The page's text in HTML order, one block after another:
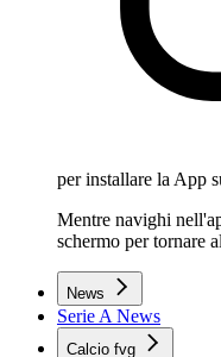
per installare la App
Mentre navighi
schermo per tornare
News
Serie A News
Calcio fvg